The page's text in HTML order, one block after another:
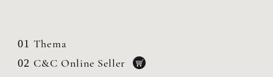
01 Thema
02 C&C Online Seller